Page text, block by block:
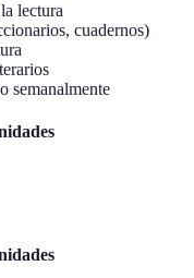
lectura
cuadernos)
semanalmente